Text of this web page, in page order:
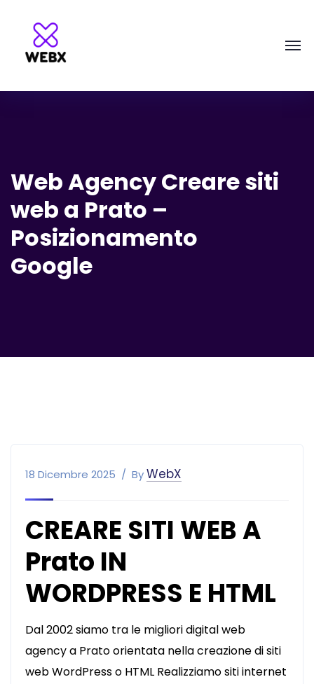
Web Agency Creare siti
web a Prato –
Posizionamento
Google
18 Dicembre 2025 ByWebX
CREARE SITI WEB A
Prato IN
WORDPRESS E HTML
Dal 2002 siamo tra le migliori digital web
agency a Prato orientata nella creazione di siti
web WordPress o HTML Realizziamo siti internet